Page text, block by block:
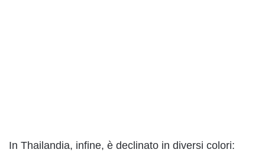
In Thailandia, infine, è declinato in diversi colori: